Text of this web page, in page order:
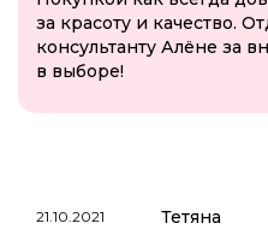
за красоту и качество.
консультанту Алёне за
в выборе!
21.10.2021 Тетяна